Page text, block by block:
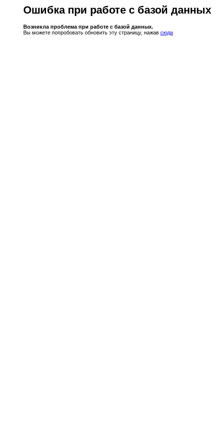
Ошибка при работе с базой данных
Возникла проблема при работе с базой данных.
Вы можете попробовать обновить эту страницу, нажав сюда